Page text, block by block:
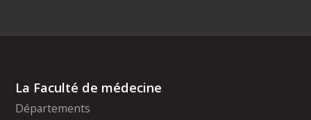
La Faculté de médecine
Départements